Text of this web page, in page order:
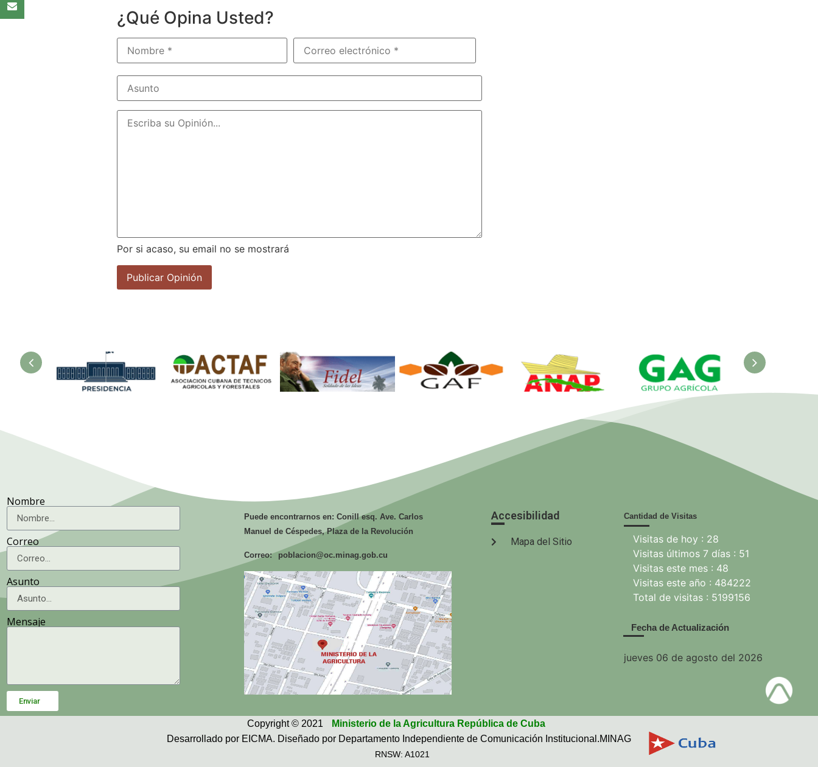
¿Qué Opina Usted?
Por si acaso, su email no se mostrará
Ministerio de
la Agricultura
GAG. Grupo
Nombre
Correo
Asunto
Mensaje
Enviar
Puede encontrarnos en: Conill esq. Ave. Carlos
Manuel de Céspedes, Plaza de la Revolución
Correo: poblacion@oc.minag.gob.cu
Accesibilidad
Mapa del Sitio
Fecha de Actualización
Cantidad de Visitas
Visitas de hoy : 28
Visitas últimos 7 días : 51
Visitas este mes : 48
Visitas este año : 484222
Total de visitas : 5199156
jueves 06 de agosto del 2026
Copyright © 2021
Ministerio de la Agricultura República de Cuba
Desarrollado por EICMA. Diseñado por Departamento Independiente de Comunicación Institucional.MINAG
RNSW: A1021